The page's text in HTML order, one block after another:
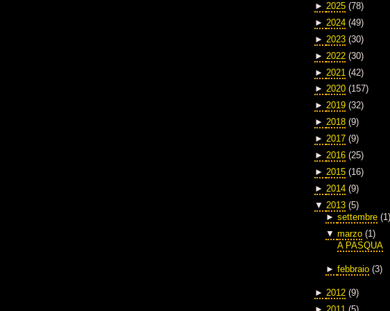
► 2025 (78)
► 2024 (49)
► 2023 (30)
► 2022 (30)
► 2021 (42)
► 2020 (157)
► 2019 (32)
► 2018 (9)
► 2017 (9)
► 2016 (25)
► 2015 (16)
► 2014 (9)
▼ 2013 (5)
► settembre (1)
▼ marzo (1)
A PASQUA
► febbraio (3)
► 2012 (9)